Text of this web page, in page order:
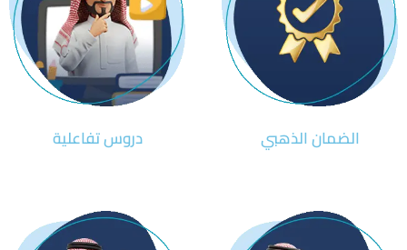
الضمان الذهبي دروس تفاعلية